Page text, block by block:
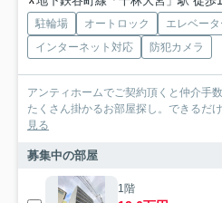
駐輪場 オートロック エレベータ
インターネット対応
防犯カメラ
アンティホームでご契約頂くと仲介
たくさん掛かるお部屋探し。できるだ
見る
募集中の部屋
1階